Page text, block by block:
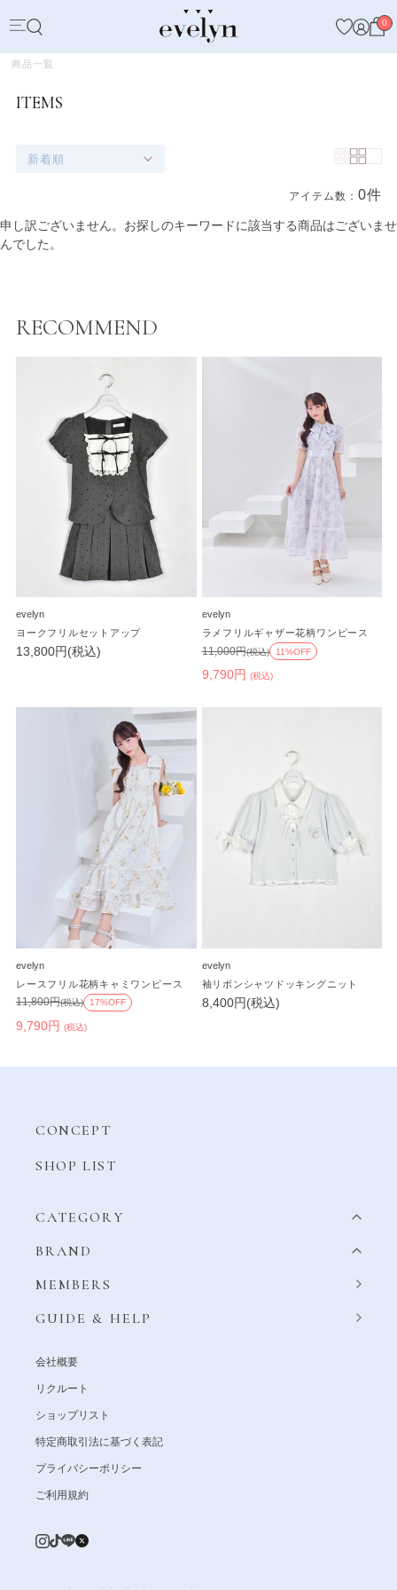
0
商品一覧
ITEMS
新着順
アイテム数：0件
商品一覧
申し訳ございません。お探しのキーワードに該当する商品はございませ
んでした。
RECOMMEND
evelyn
ヨークフリルセットアップ
13,800円(税込)
evelyn
ラメフリルギャザー花柄ワンピース
9,790円 (税込)
11,000円(税込) 11%OFF
evelyn
レースフリル花柄キャミワンピース
9,790円 (税込)
11,800円(税込) 17%OFF
evelyn
袖リボンシャツドッキングニット
8,400円(税込)
CONCEPT
SHOP LIST
CATEGORY
BRAND
MEMBERS
GUIDE & HELP
会社概要
リクルート
ショップリスト
特定商取引法に基づく表記
プライバシーポリシー
ご利用規約